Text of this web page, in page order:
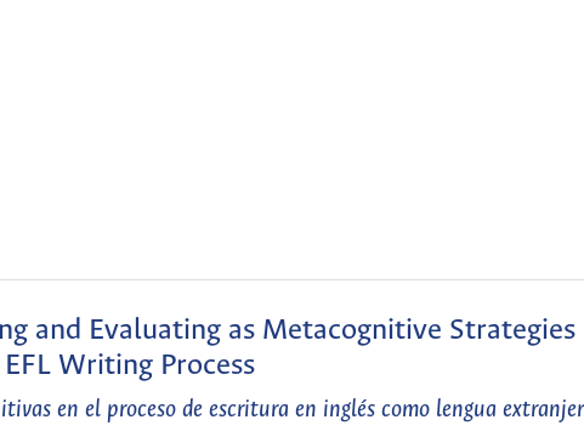
and Evaluating as Metacognitive Strategies
EFL Writing Process
en el proceso de escritura en inglés como lengua